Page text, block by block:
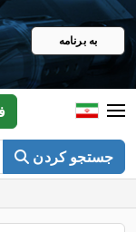
به برنامه
جستجو کردن